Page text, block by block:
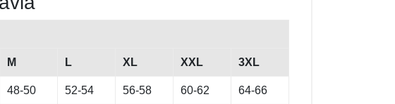
M L XL XXL 3XL
48-50 52-54 56-58 60-62 64-66